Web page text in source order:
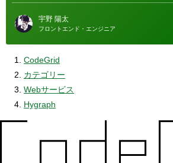
宇野 陽太
フロントエンド・エンジニア
CodeGrid
カテゴリー
Webサービス
Hygraph